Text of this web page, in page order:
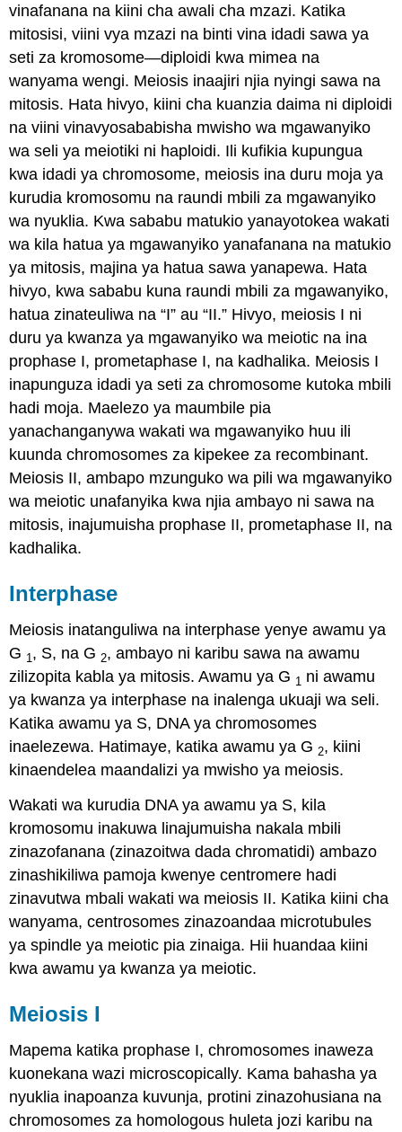
vinafanana na kiini cha awali cha mzazi. Katika
mitosisi, viini vya mzazi na binti vina idadi sawa ya
seti za kromosome—diploidi kwa mimea na
wanyama wengi. Meiosis inaajiri njia nyingi sawa na
mitosis. Hata hivyo, kiini cha kuanzia daima ni diploidi
na viini vinavyosababisha mwisho wa mgawanyiko
wa seli ya meiotiki ni haploidi. Ili kufikia kupungua
kwa idadi ya chromosome, meiosis ina duru moja ya
kurudia kromosomu na raundi mbili za mgawanyiko
wa nyuklia. Kwa sababu matukio yanayotokea wakati
wa kila hatua ya mgawanyiko yanafanana na matukio
ya mitosis, majina ya hatua sawa yanapewa. Hata
hivyo, kwa sababu kuna raundi mbili za mgawanyiko,
hatua zinateuliwa na “I” au “II.” Hivyo, meiosis I ni
duru ya kwanza ya mgawanyiko wa meiotic na ina
prophase I, prometaphase I, na kadhalika. Meiosis I
inapunguza idadi ya seti za chromosome kutoka mbili
hadi moja. Maelezo ya maumbile pia
yanachanganywa wakati wa mgawanyiko huu ili
kuunda chromosomes za kipekee za recombinant.
Meiosis II, ambapo mzunguko wa pili wa mgawanyiko
wa meiotic unafanyika kwa njia ambayo ni sawa na
mitosis, inajumuisha prophase II, prometaphase II, na
kadhalika.
Interphase
Meiosis inatanguliwa na interphase yenye awamu ya
G 1 , S, na G 2, ambayo ni karibu sawa na awamu
zilizopita kabla ya mitosis. Awamu ya G 1 ni awamu
ya kwanza ya interphase na inalenga ukuaji wa seli.
Katika awamu ya S, DNA ya chromosomes
inaelezewa. Hatimaye, katika awamu ya G 2, kiini
kinaendelea maandalizi ya mwisho ya meiosis.
Wakati wa kurudia DNA ya awamu ya S, kila
kromosomu inakuwa linajumuisha nakala mbili
zinazofanana (zinazoitwa dada chromatidi) ambazo
zinashikiliwa pamoja kwenye centromere hadi
zinavutwa mbali wakati wa meiosis II. Katika kiini cha
wanyama, centrosomes zinazoandaa microtubules
ya spindle ya meiotic pia zinaiga. Hii huandaa kiini
kwa awamu ya kwanza ya meiotic.
Meiosis I
Mapema katika prophase I, chromosomes inaweza
kuonekana wazi microscopically. Kama bahasha ya
nyuklia inapoanza kuvunja, protini zinazohusiana na
chromosomes za homologous huleta jozi karibu na